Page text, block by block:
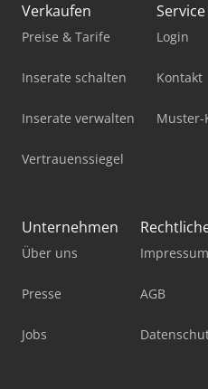
Mig Mag Schweißgerät
Mobiles Sägewerk
Pick-And-Place-Roboter
Stromerzeuger Diesel
Säge Spalt Automat
Werkstatt-Auflösung
Werkstattpresse 100 T
Verkaufen
Preise & Tarife
Inserate schalten
Inserate verwalten
Vertrauenssiegel
Login
Kontakt
Muster-
Unternehmen
Über uns
Presse
Jobs
Impressum
AGB